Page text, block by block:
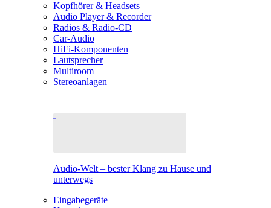
Kopfhörer & Headsets
Audio Player & Recorder
Radios & Radio-CD
Car-Audio
HiFi-Komponenten
Lautsprecher
Multiroom
Stereoanlagen
Audio-Welt – bester Klang zu Hause und
unterwegs
Eingabegeräte